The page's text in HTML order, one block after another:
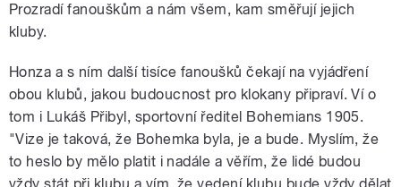
pause
Prozradí fanouškům a nám všem, kam směřují jejich
kluby.
Honza a s ním další tisíce fanoušků čekají na vyjádření
obou klubů, jakou budoucnost pro klokany připraví. Ví o
tom i Lukáš Přibyl, sportovní ředitel Bohemians 1905.
"Vize je taková, že Bohemka byla, je a bude. Myslím, že
to heslo by mělo platit i nadále a věřím, že lidé budou